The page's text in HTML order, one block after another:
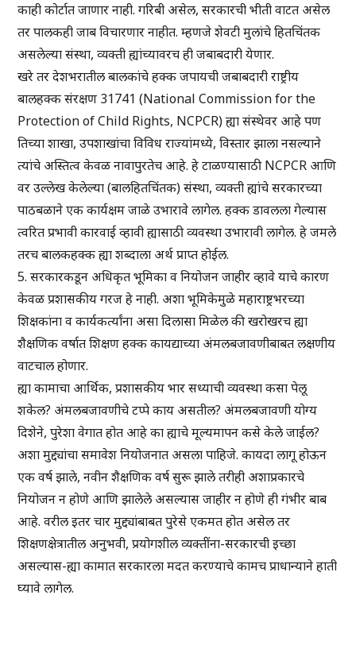
काही कोर्टात जाणार नाही. गरिबी असेल, सरकारची भीती वाटत असेल
तर पालकही जाब विचारणार नाहीत. म्हणजे शेवटी मुलांचे हितचिंतक
असलेल्या संस्था, व्यक्ती ह्यांच्यावरच ही जबाबदारी येणार.
खरे तर देशभरातील बालकांचे हक्क जपायची जबाबदारी राष्ट्रीय
बालहक्क संरक्षण 31741 (National Commission for the
Protection of Child Rights, NCPCR) ह्या संस्थेवर आहे पण
तिच्या शाखा, उपशाखांचा विविध राज्यांमध्ये, विस्तार झाला नसल्याने
त्यांचे अस्तित्व केवळ नावापुरतेच आहे. हे टाळण्यासाठी NCPCR आणि
वर उल्लेख केलेल्या (बालहितचिंतक) संस्था, व्यक्ती ह्यांचे सरकारच्या
पाठबळाने एक कार्यक्षम जाळे उभारावे लागेल. हक्क डावलला गेल्यास
त्वरित प्रभावी कारवाई व्हावी ह्यासाठी व्यवस्था उभारावी लागेल. हे जमले
तरच बालकहक्क ह्या शब्दाला अर्थ प्राप्त होईल.
5. सरकारकडून अधिकृत भूमिका व नियोजन जाहीर व्हावे याचे कारण
केवळ प्रशासकीय गरज हे नाही. अशा भूमिकेमुळे महाराष्ट्रभरच्या
शिक्षकांना व कार्यकर्त्यांना असा दिलासा मिळेल की खरोखरच ह्या
शैक्षणिक वर्षात शिक्षण हक्क कायद्याच्या अंमलबजावणीबाबत लक्षणीय
वाटचाल होणार.
ह्या कामाचा आर्थिक, प्रशासकीय भार सध्याची व्यवस्था कसा पेलू
शकेल? अंमलबजावणीचे टप्पे काय असतील? अंमलबजावणी योग्य
दिशेने, पुरेशा वेगात होत आहे का ह्याचे मूल्यमापन कसे केले जाईल?
अशा मुद्द्यांचा समावेश नियोजनात असला पाहिजे. कायदा लागू होऊन
एक वर्ष झाले, नवीन शैक्षणिक वर्ष सुरू झाले तरीही अशाप्रकारचे
नियोजन न होणे आणि झालेले असल्यास जाहीर न होणे ही गंभीर बाब
आहे. वरील इतर चार मुद्द्यांबाबत पुरेसे एकमत होत असेल तर
शिक्षणक्षेत्रातील अनुभवी, प्रयोगशील व्यक्तींना-सरकारची इच्छा
असल्यास-ह्या कामात सरकारला मदत करण्याचे कामच प्राधान्याने हाती
घ्यावे लागेल.